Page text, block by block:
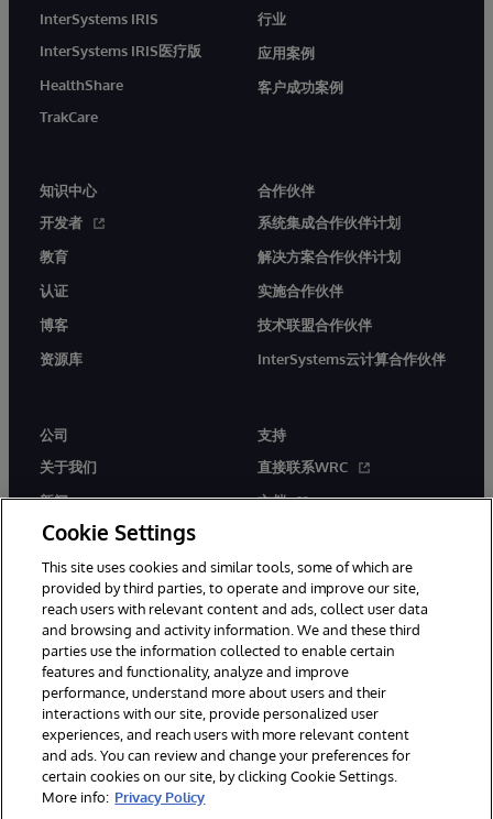
InterSystems IRIS
InterSystems IRIS医疗版
HealthShare
TrakCare
行业
应用案例
客户成功案例
知识中心
开发者
教育
认证
博客
资源库
合作伙伴
系统集成合作伙伴计划
解决方案合作伙伴计划
实施合作伙伴
技术联盟合作伙伴
InterSystems云计算合作伙伴
公司
关于我们
新闻
活动
工作机会
支持
直接联系WRC
文档
© 1996-2026 InterSystems Corporation, Boston, MA. 系联软件（北
京）有限公司 版权所有。京ICP备2021005331号
通知/条款和条件 隐私声明 保证 无障碍
Cookie Settings
This site uses cookies and similar tools, some of which are
provided by third parties, to operate and improve our site,
reach users with relevant content and ads, collect user data
and browsing and activity information. We and these third
parties use the information collected to enable certain
features and functionality, analyze and improve
performance, understand more about users and their
interactions with our site, provide personalized user
experiences, and reach users with more relevant content
and ads. You can review and change your preferences for
certain cookies on our site, by clicking Cookie Settings.
More info: Privacy Policy